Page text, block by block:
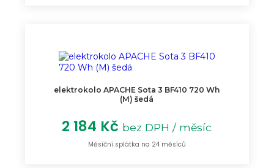
elektrokolo APACHE Sota 3 BF410 720 Wh
(M) šedá
2 184 Kč bez DPH / měsíc
Měsíční splátka na 24 měsíců